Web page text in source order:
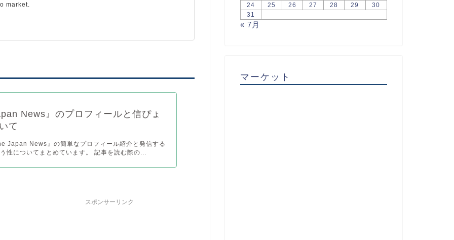
market.
News』のプロフィールと信ぴょ
て
Japan News』の簡単なプロフィール紹介と発信する
性についてまとめています。 記事を読む際の...
スポンサーリンク
24
25 26 27 28 29
30
31
« 7月
マーケット